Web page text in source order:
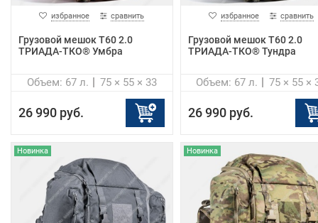
избранное сравнить
Грузовой мешок Т60 2.0
ТРИАДА-ТКО® Умбра
75 × 55 × 33
Объем: 67 л.
26 990 руб.
избранное сравнить
Грузовой мешок Т60 2.0
ТРИАДА-ТКО® Тундра
75 × 55 ×
Объем: 67 л.
26 990 руб.
Новинка Новинка